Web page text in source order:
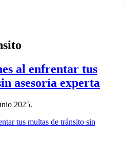
al enfrentar tus
asesoría experta
2025.